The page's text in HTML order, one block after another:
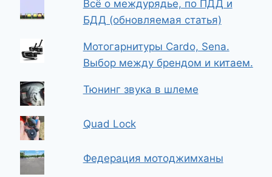
Всё о междурядье, по ПДД и
БДД (обновляемая статья)
Мотогарнитуры Cardo, Sena.
Выбор между брендом и китаем.
Тюнинг звука в шлеме
Quad Lock
Федерация мотоджимханы